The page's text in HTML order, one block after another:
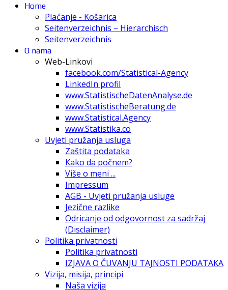
Home
Plaćanje - Košarica
Seitenverzeichnis – Hierarchisch
Seitenverzeichnis
O nama
Web-Linkovi
facebook.com/Statistical-Agency
LinkedIn profil
www.StatistischeDatenAnalyse.de
www.StatistischeBeratung.de
www.Statistical.Agency
www.Statistika.co
Uvjeti pružanja usluga
Zaštita podataka
Kako da počnem?
Više o meni ...
Impressum
AGB - Uvjeti pružanja usluge
Jezične razlike
Odricanje od odgovornost za sadržaj
(Disclaimer)
Politika privatnosti
Politika privatnosti
IZJAVA O ČUVANJU TAJNOSTI PODATAKA
Vizija, misija, principi
Naša vizija